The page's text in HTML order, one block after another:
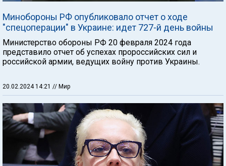
Минобороны РФ опубликовало отчет о ходе
"спецоперации" в Украине: идет 727-й день войны
Министерство обороны РФ 20 февраля 2024 года
представило отчет об успехах пророссийских сил и
российской армии, ведущих войну против Украины.
20.02.2024 14:21 // Мир